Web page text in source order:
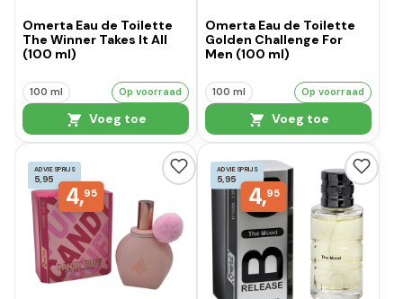
Omerta Eau de Toilette
The Winner Takes It All
(100 ml)
100 ml Op voorraad
Voeg toe
Omerta Eau de Toilette
Golden Challenge For
Men (100 ml)
100 ml Op voorraad
Voeg toe
ADVIESPRIJS
5,95
4,95
ADVIESPRIJS
5,95
4,95